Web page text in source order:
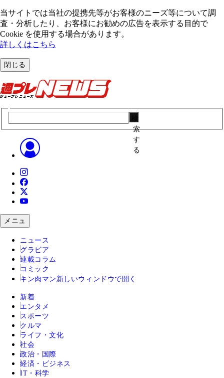
当サイトでは当社の提携先等がお客様のニーズ等について調
査・分析したり、お客様にお勧めの広告を表⽰する⽬的で
Cookie を使⽤する場合があります。
詳しくはこちら
閉じる
索
す
る
メニュ
ニュース
グラビア
連載コラム
コミック
キン肉マン 新しいウィンドウで開く
新着
エンタメ
スポーツ
クルマ
ライフ・文化
社会
政治・国際
経済・ビジネス
IT・科学